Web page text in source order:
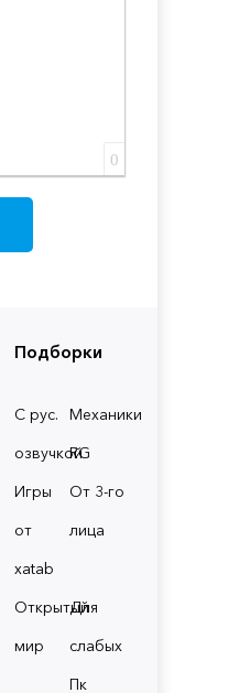
Подборки
С рус.
озвучкой
Механики
RG
Игры
от
xatab
От 3-го
лица
Открытый
мир
Для
слабых
Пк
0